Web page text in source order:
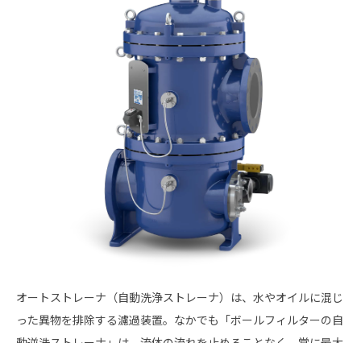
オートストレーナ（自動洗浄ストレーナ）は、水やオイルに混じ
った異物を排除する濾過装置。なかでも「ボールフィルターの自